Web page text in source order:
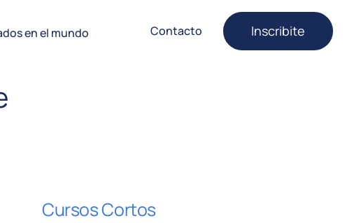
en el mundo Contacto Inscribite
Cursos Cortos